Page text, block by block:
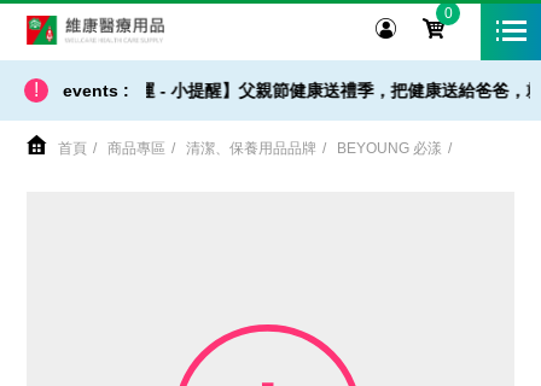
0
! events :
【 出貨 / 免運 - 小提醒】父親節健康送禮季，把健康送給爸爸，
首頁 商品專區 清潔、保養用品品牌 BEYOUNG 必漾